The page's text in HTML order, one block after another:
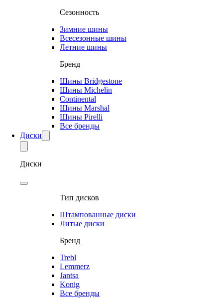
Сезонность
Зимние шины
Всесезонные шины
Летние шины
Бренд
Шины Bridgestone
Шины Michelin
Continental
Шины Marshal
Шины Pirelli
Все бренды
Диски
Диски
Тип дисков
Штампованные диски
Литые диски
Бренд
Trebl
Lemmerz
Jantsa
Konig
Все бренды